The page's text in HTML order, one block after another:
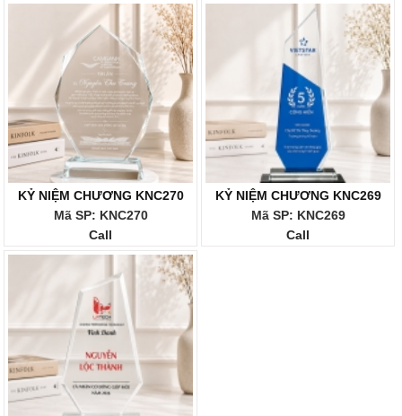
KỶ NIỆM CHƯƠNG KNC270
Mã SP: KNC270
Call
KỶ NIỆM CHƯƠNG KNC269
Mã SP: KNC269
Call